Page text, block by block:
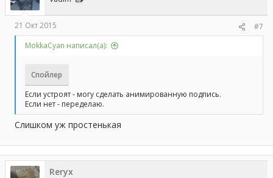
:
21 Окт 2015
#7
MokkaCyan написал(а):
Спойлер
Если устроят - могу сделать анимированную подпись.
Если нет - переделаю.
Слишком уж простенькая
Reryx